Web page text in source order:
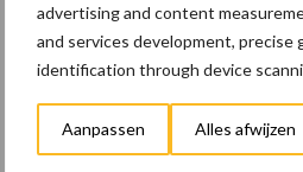
advertising and content
and services development, precise
identification through device
Aanpassen Alles afwijzen